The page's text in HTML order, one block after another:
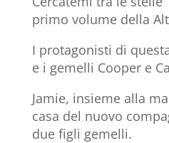
primo volume della
I protagonisti di
e i gemelli Cooper e
Jamie, insieme alla
casa del nuovo
due figli gemelli.